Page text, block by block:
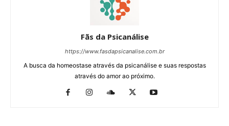
Fãs da Psicanálise
https://www.fasdapsicanalise.com.br
A busca da homeostase através da psicanálise e suas respostas
através do amor ao próximo.